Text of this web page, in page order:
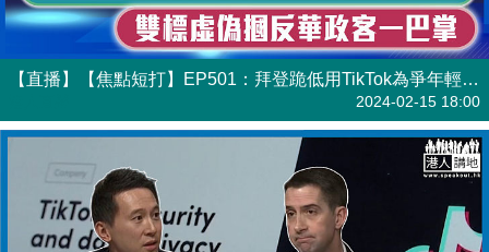
【直播】【焦點短打】EP501：拜登跪低用TikTok為爭年輕人選票 雙標虛偽摑反華政客一巴掌
2024-02-15 18:00